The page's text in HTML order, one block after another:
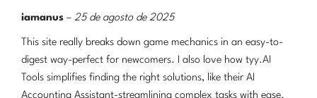
iamanus – 25 de agosto de 2025
This site really breaks down game mechanics in an easy-to-
digest way-perfect for newcomers. I also love how tyy.AI
Tools simplifies finding the right solutions, like their AI
Accounting Assistant-streamlining complex tasks with ease.